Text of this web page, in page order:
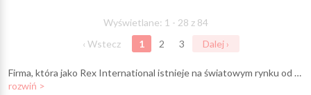
Wyświetlane: 1 - 28 z 84
‹ Wstecz
1 2 3 Dalej ›
Firma, która jako Rex International istnieje na światowym rynku od 1981, od 2016 funkcjonuje pod nazwą Rex London. Oferuje swym klientom wyjątkowe zabawki, prezenty, pamiątki inspirowane stylem retro oraz designem skandynawskim.
rozwiń >